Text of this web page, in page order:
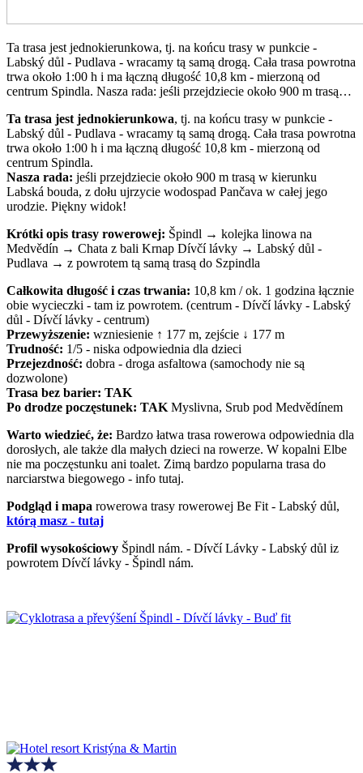
Ta trasa jest jednokierunkowa, tj. na końcu trasy w punkcie -
Labský důl - Pudlava - wracamy tą samą drogą. Cała trasa powrotna
trwa około 1:00 h i ma łączną długość 10,8 km - mierzoną od
centrum Spindla. Nasza rada: jeśli przejdziecie około 900 m trasą…
Ta trasa jest jednokierunkowa, tj. na końcu trasy w punkcie -
Labský důl - Pudlava - wracamy tą samą drogą. Cała trasa powrotna
trwa około 1:00 h i ma łączną długość 10,8 km - mierzoną od
centrum Spindla.
Nasza rada: jeśli przejdziecie około 900 m trasą w kierunku
Labská bouda, z dołu ujrzycie wodospad Pančava w całej jego
urodzie. Piękny widok!
Krótki opis trasy rowerowej: Špindl → kolejka linowa na
Medvědín → Chata z bali Krnap Dívčí lávky → Labský důl -
Pudlava → z powrotem tą samą trasą do Szpindla
Całkowita długość i czas trwania: 10,8 km / ok. 1 godzina łącznie
obie wycieczki - tam iz powrotem. (centrum - Dívčí lávky - Labský
důl - Dívčí lávky - centrum)
Przewyższenie: wzniesienie ↑ 177 m, zejście ↓ 177 m
Trudność: 1/5 - niska odpowiednia dla dzieci
Przejezdność: dobra - droga asfaltowa (samochody nie są
dozwolone)
Trasa bez barier: TAK
Po drodze poczęstunek: TAK Myslivna, Srub pod Medvědínem
Warto wiedzieć, że: Bardzo łatwa trasa rowerowa odpowiednia dla
dorosłych, ale także dla małych dzieci na rowerze. W kopalni Elbe
nie ma poczęstunku ani toalet. Zimą bardzo popularna trasa do
narciarstwa biegowego - info tutaj.
Podgląd i mapa rowerowa trasy rowerowej Be Fit - Labský důl,
którą masz - tutaj
Profil wysokościowy Špindl nám. - Dívčí Lávky - Labský důl iz
powrotem Dívčí lávky - Špindl nám.